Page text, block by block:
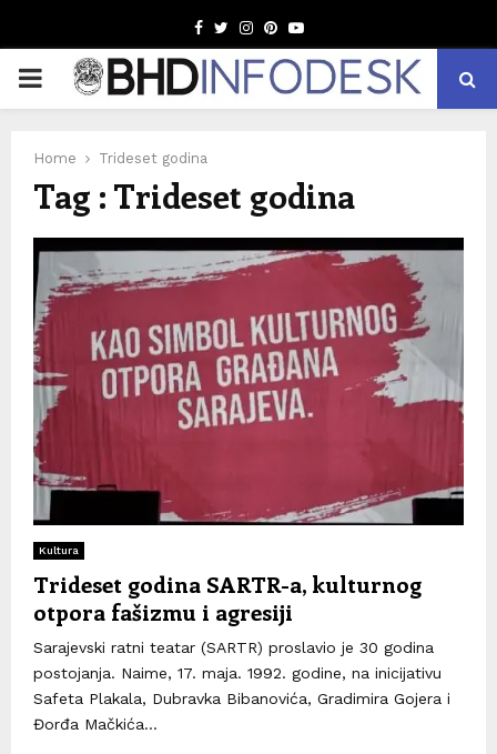
Facebook
TwitterInstagram
Pinterest
Youtube
PRIMARY
Home Trideset godina
Tag : Trideset godina
Kultura
Trideset godina SARTR-a, kulturnog
otpora fašizmu i agresiji
Sarajevski ratni teatar (SARTR) proslavio je 30 godina
postojanja. Naime, 17. maja. 1992. godine, na inicijativu
Safeta Plakala, Dubravka Bibanovića, Gradimira Gojera i
Đorđa Mačkića...